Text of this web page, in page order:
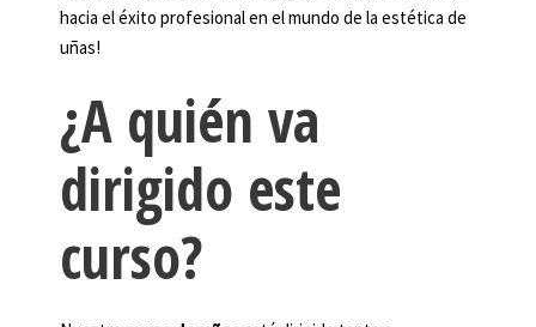
hacia el éxito profesional en el mundo de la estética de
uñas!
¿A quién va
dirigido este
curso?